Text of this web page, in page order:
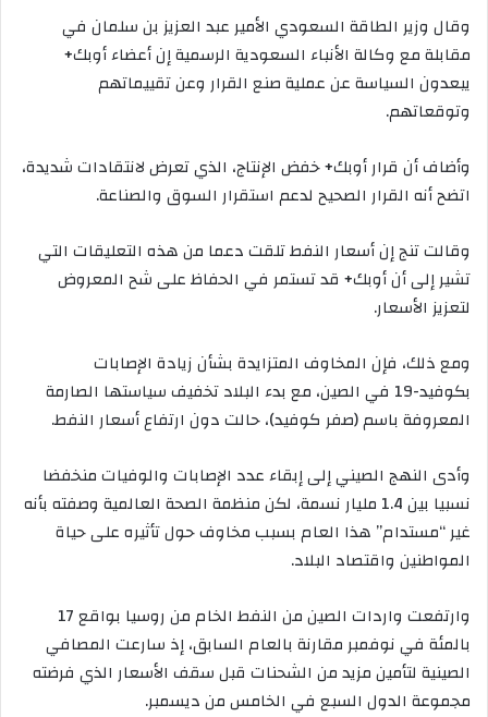
وقال وزير الطاقة السعودي الأمير عبد العزيز بن سلمان في
مقابلة مع وكالة الأنباء السعودية الرسمية إن أعضاء أوبك+
يبعدون السياسة عن عملية صنع القرار وعن تقييماتهم
وتوقعاتهم.
وأضاف أن قرار أوبك+ خفض الإنتاج، الذي تعرض لانتقادات شديدة،
اتضح أنه القرار الصحيح لدعم استقرار السوق والصناعة.
وقالت تنج إن أسعار النفط تلقت دعما من هذه التعليقات التي
تشير إلى أن أوبك+ قد تستمر في الحفاظ على شح المعروض
لتعزيز الأسعار.
ومع ذلك، فإن المخاوف المتزايدة بشأن زيادة الإصابات
بكوفيد-19 في الصين، مع بدء البلاد تخفيف سياستها الصارمة
المعروفة باسم (صفر كوفيد)، حالت دون ارتفاع أسعار النفط.
وأدى النهج الصيني إلى إبقاء عدد الإصابات والوفيات منخفضا
نسبيا بين 1.4 مليار نسمة، لكن منظمة الصحة العالمية وصفته بأنه
غير “مستدام” هذا العام بسبب مخاوف حول تأثيره على حياة
المواطنين واقتصاد البلاد.
وارتفعت واردات الصين من النفط الخام من روسيا بواقع 17
بالمئة في نوفمبر مقارنة بالعام السابق، إذ سارعت المصافي
الصينية لتأمين مزيد من الشحنات قبل سقف الأسعار الذي فرضته
مجموعة الدول السبع في الخامس من ديسمبر.